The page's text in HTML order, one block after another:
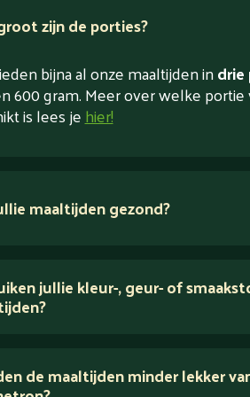
zijn de porties?
bijna al onze maaltijden in
600 gram. Meer over welke
is lees jehier!
maaltijden gezond?
voedingsexperts
jullie kleur-, geur- of
de maaltijden minder lekker